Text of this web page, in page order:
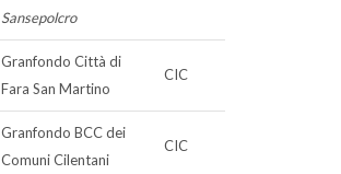
Sansepolcro
Granfondo Città di
Fara San Martino
CIC
Granfondo BCC dei
Comuni Cilentani
CIC